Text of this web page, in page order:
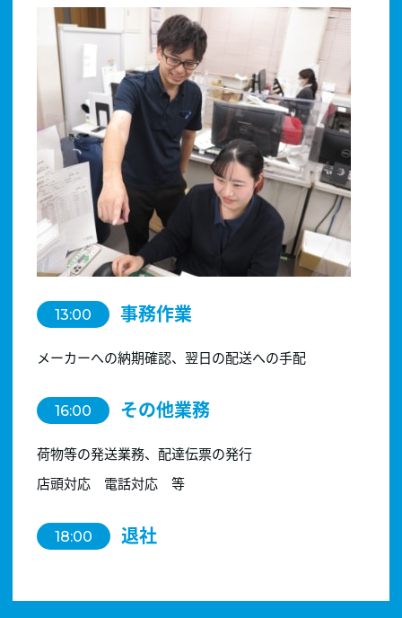
13:00 事務作業
メーカーへの納期確認、翌日の配送への手配
16:00 その他業務
荷物等の発送業務、配達伝票の発行
店頭対応 電話対応 等
18:00 退社